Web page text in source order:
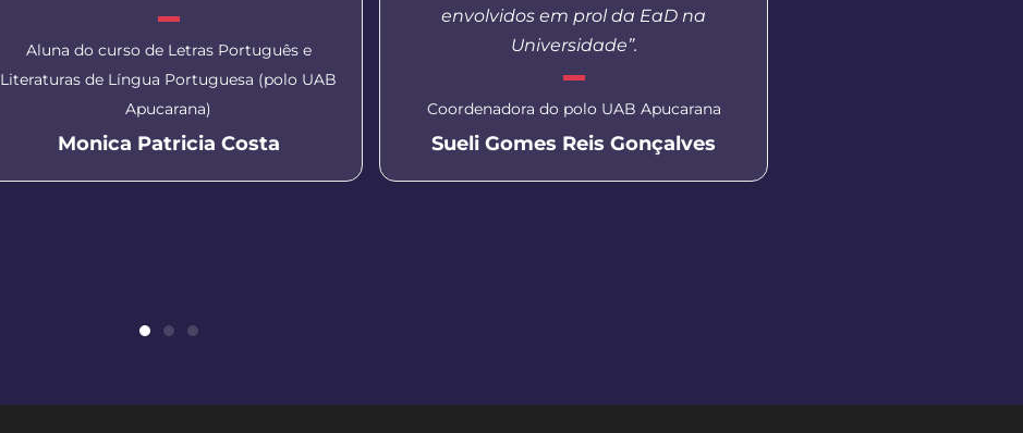
Aluna do curso de Letras Português e
Literaturas de Língua Portuguesa (polo UAB
Apucarana)
Monica Patricia Costa
envolvidos em prol da EaD na
Universidade”.
Coordenadora do polo UAB Apucarana
Sueli Gomes Reis Gonçalves